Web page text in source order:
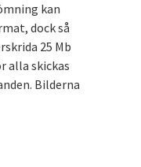
kan
dock så
25 Mb
alla skickas
Bilderna